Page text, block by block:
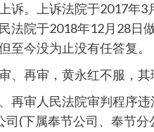
诉。上诉法院于2017年
法院于2018年12月28日
至今没为止没有任答复。
、再审，黄永红不服，其
再审人民法院审判程序
司(下属奉节公司、奉节